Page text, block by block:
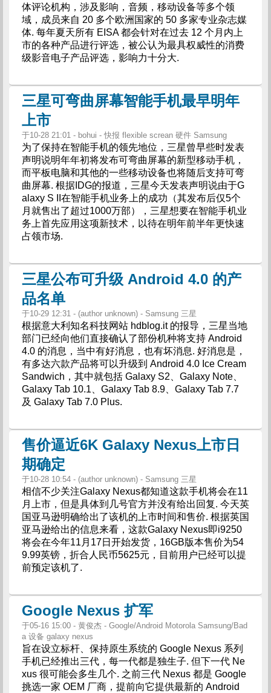
体评论机构，涉及影响，音频，移动设备等多个领
域，成员来自 20 多个欧洲国家的 50 多家专业杂志媒
体. 每年夏天所有 EISA 都会针对在过去 12 个月内上
市的各种产品进行评选，被公认为最具权威性的消费
级影音电子产品评选，影响力十分大.
三星可弯曲屏幕智能手机最早明年
上市
于10-28 21:01 - bohui - 快报 flexible screan 硬件 Samsung
为了保持在智能手机的领先地位，三星曾早些时发表
声明说明年年初将发布可弯曲屏幕的新型移动手机，
而平板电脑和其他的一些移动设备也将随后支持可弯
曲屏幕. 根据IDG的报道，三星今天发表声明说由于G
alaxy S II在智能手机业务上的成功（其发布后仅5个
月就售出了超过1000万部），三星想要在智能手机业
务上首先应用这项新技术，以待在明年前半年更快速
占领市场.
三星公布可升级 Android 4.0 的产
品名单
于10-29 12:31 - (author unknown) - Samsung 三星
根据意大利知名科技网站 hdblog.it 的报导，三星当地
部门已经向他们直接确认了部份机种将支持 Android
4.0 的消息，当中有好消息，也有坏消息. 好消息是，
有多达六款产品将可以升级到 Android 4.0 Ice Cream
Sandwich，其中就包括 Galaxy S2、Galaxy Note、
Galaxy Tab 10.1、Galaxy Tab 8.9、Galaxy Tab 7.7
及 Galaxy Tab 7.0 Plus.
售价逼近6K Galaxy Nexus上市日
期确定
于10-28 10:54 - (author unknown) - Samsung 三星
相信不少关注Galaxy Nexus都知道这款手机将会在11
月上市，但是具体到几号官方并没有给出回复. 今天英
国亚马逊明确给出了该机的上市时间和售价. 根据英国
亚马逊给出的信息来看，这款Galaxy Nexus即i9250
将会在今年11月17日开始发货，16GB版本售价为54
9.99英镑，折合人民币5625元，目前用户已经可以提
前预定该机了.
Google Nexus 扩军
于05-16 15:00 - 黄俊杰 - Google/Android Motorola Samsung/Bad
a 设备 galaxy nexus
旨在设立标杆、保持原生系统的 Google Nexus 系列
手机已经推出三代，每一代都是独生子. 但下一代 Ne
xus 很可能会多生几个. 之前三代 Nexus 都是 Google
挑选一家 OEM 厂商，提前向它提供最新的 Android